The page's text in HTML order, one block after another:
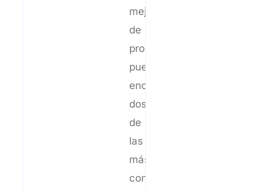
mejora
de
procesos
puedes
encontrar
dos
de
las
más
conocidas: